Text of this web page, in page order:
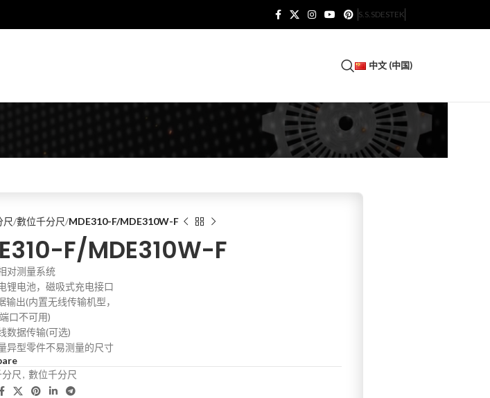
S.S.SDESTEK
中文 (中国)
尺 數位千分尺 MDE310-F/MDE310W-F
F/MDE310W-F
对测量系统
锂电池，磁吸式充电接口
输出(内置无线传输机型，
口不可用)
数据传输(可选)
异型零件不易测量的尺寸
尺 , 數位千分尺